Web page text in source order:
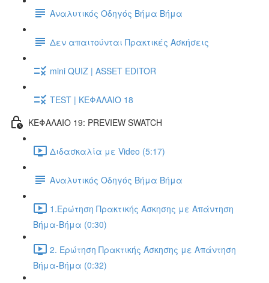
Αναλυτικός Οδηγός Βήμα Βήμα
Δεν απαιτούνται Πρακτικές Ασκήσεις
mini QUIZ | ASSET EDITOR
TEST | ΚΕΦΑΛΑΙΟ 18
ΚΕΦΑΛΑΙΟ 19: PREVIEW SWATCH
Διδασκαλία με Video (5:17)
Αναλυτικός Οδηγός Βήμα Βήμα
1.Ερώτηση Πρακτικής Άσκησης με Απάντηση
Βήμα-Βήμα (0:30)
2. Ερώτηση Πρακτικής Άσκησης με Απάντηση
Βήμα-Βήμα (0:32)